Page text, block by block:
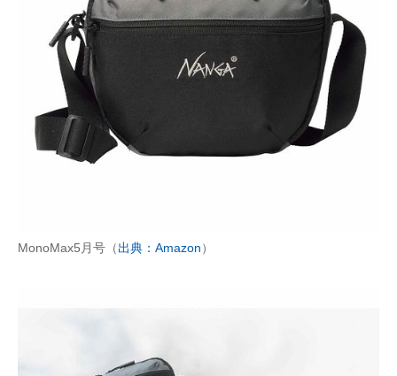
MonoMax5月号（出典：Amazon）